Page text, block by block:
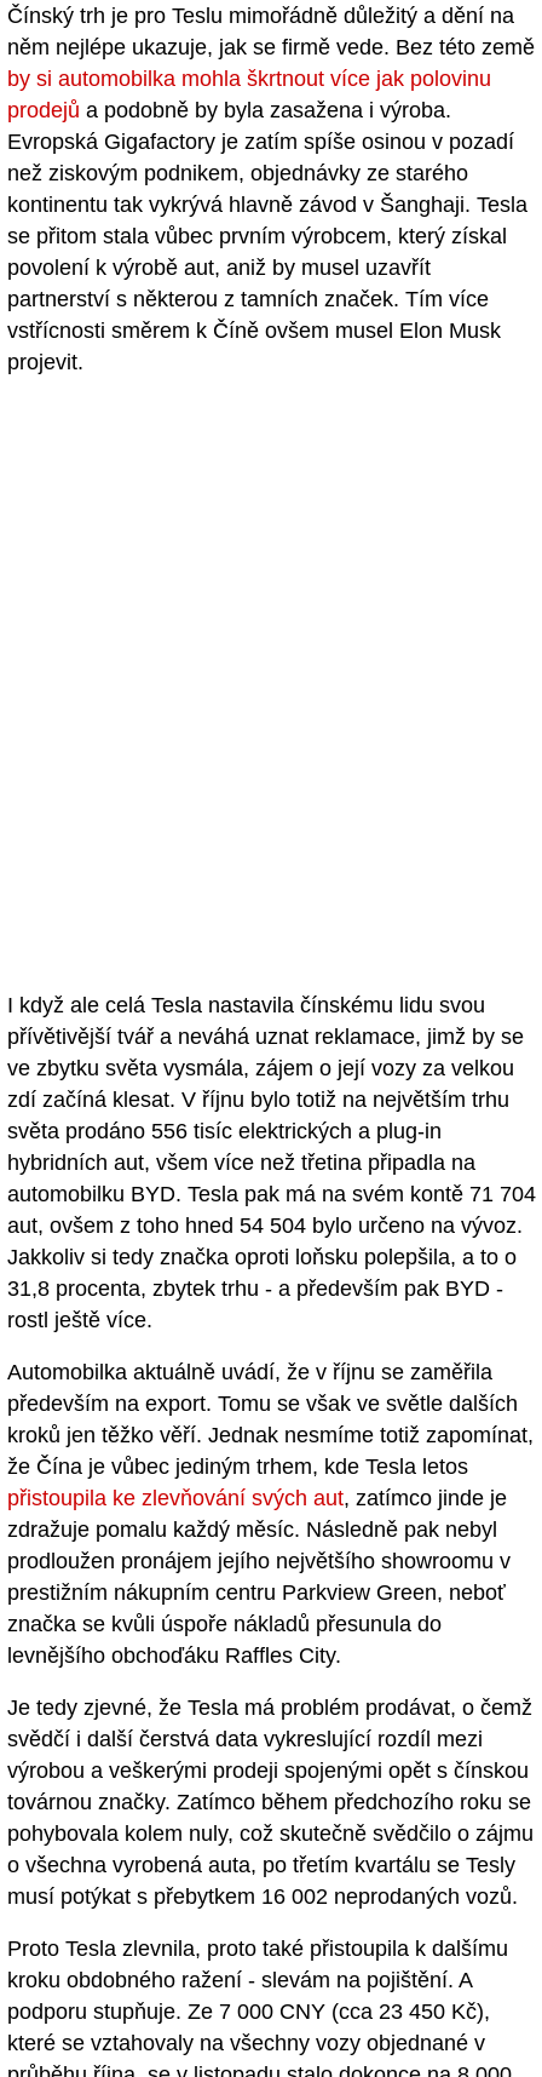
Čínský trh je pro Teslu mimořádně důležitý a dění na
něm nejlépe ukazuje, jak se firmě vede. Bez této země
by si automobilka mohla škrtnout více jak polovinu
prodejů a podobně by byla zasažena i výroba.
Evropská Gigafactory je zatím spíše osinou v pozadí
než ziskovým podnikem, objednávky ze starého
kontinentu tak vykrývá hlavně závod v Šanghaji. Tesla
se přitom stala vůbec prvním výrobcem, který získal
povolení k výrobě aut, aniž by musel uzavřít
partnerství s některou z tamních značek. Tím více
vstřícnosti směrem k Číně ovšem musel Elon Musk
projevit.
I když ale celá Tesla nastavila čínskému lidu svou
přívětivější tvář a neváhá uznat reklamace, jimž by se
ve zbytku světa vysmála, zájem o její vozy za velkou
zdí začíná klesat. V říjnu bylo totiž na největším trhu
světa prodáno 556 tisíc elektrických a plug-in
hybridních aut, všem více než třetina připadla na
automobilku BYD. Tesla pak má na svém kontě 71 704
aut, ovšem z toho hned 54 504 bylo určeno na vývoz.
Jakkoliv si tedy značka oproti loňsku polepšila, a to o
31,8 procenta, zbytek trhu - a především pak BYD -
rostl ještě více.
Automobilka aktuálně uvádí, že v říjnu se zaměřila
především na export. Tomu se však ve světle dalších
kroků jen těžko věří. Jednak nesmíme totiž zapomínat,
že Čína je vůbec jediným trhem, kde Tesla letos
přistoupila ke zlevňování svých aut, zatímco jinde je
zdražuje pomalu každý měsíc. Následně pak nebyl
prodloužen pronájem jejího největšího showroomu v
prestižním nákupním centru Parkview Green, neboť
značka se kvůli úspoře nákladů přesunula do
levnějšího obchoďáku Raffles City.
Je tedy zjevné, že Tesla má problém prodávat, o čemž
svědčí i další čerstvá data vykreslující rozdíl mezi
výrobou a veškerými prodeji spojenými opět s čínskou
továrnou značky. Zatímco během předchozího roku se
pohybovala kolem nuly, což skutečně svědčilo o zájmu
o všechna vyrobená auta, po třetím kvartálu se Tesly
musí potýkat s přebytkem 16 002 neprodaných vozů.
Proto Tesla zlevnila, proto také přistoupila k dalšímu
kroku obdobného ražení - slevám na pojištění. A
podporu stupňuje. Ze 7 000 CNY (cca 23 450 Kč),
které se vztahovaly na všechny vozy objednané v